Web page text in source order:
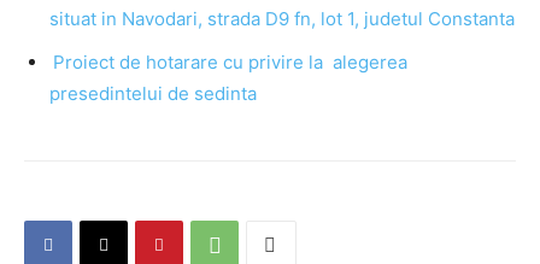
situat in Navodari, strada D9 fn, lot 1, judetul Constanta
Proiect de hotarare cu privire la alegerea
presedintelui de sedinta